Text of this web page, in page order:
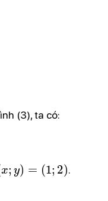
(3), ta có:
( = 2
.